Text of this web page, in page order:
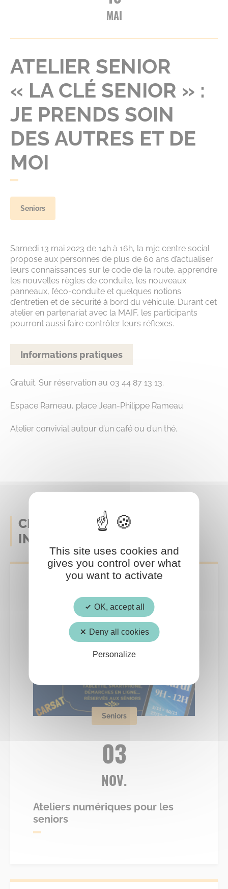
MAI
ATELIER SENIOR
« LA CLÉ SENIOR » :
JE PRENDS SOIN
DES AUTRES ET DE
MOI
Seniors
Samedi 13 mai 2023 de 14h à 16h, la mjc centre social
propose aux personnes de plus de 60 ans d’actualiser
leurs connaissances sur le code de la route, apprendre
les nouvelles règles de conduite, les nouveaux
panneaux, l’éco-conduite et quelques notions
d’entretien et de sécurité à bord du véhicule. Durant cet
atelier en partenariat avec la MAIF, les participants
pourront aussi faire contrôler leurs réflexes.
Informations pratiques
Gratuit. Sur réservation au 03 44 87 13 13.
Espace Rameau, place Jean-Philippe Rameau.
Atelier convivial autour d’un café ou d’un thé.
CELA POURRAIT AUSSI VOUS
INTERESSER
Centre Culturel et
Centre Social MJC de
Seniors
03
NOV.
Ateliers numériques pour les
seniors
This site uses cookies and
gives you control over what
you want to activate
OK, accept all
Deny all cookies
Personalize